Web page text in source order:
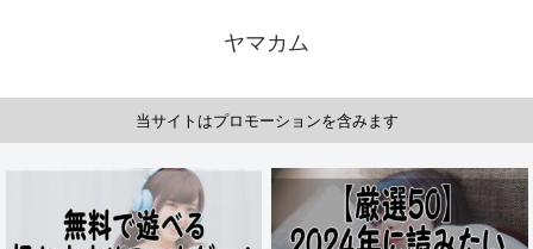
ヤマカム
当サイトはプロモーションを含みます